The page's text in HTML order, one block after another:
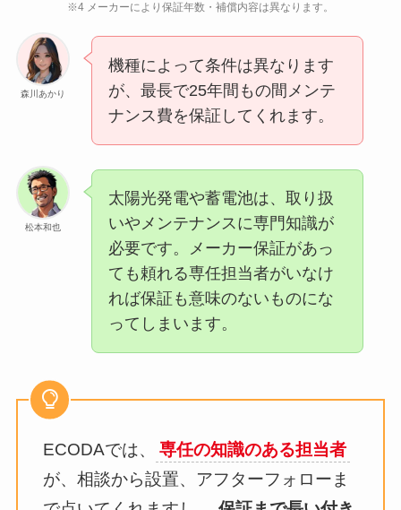
※4 メーカーにより保証年数・補償内容は異なります。
森川あかり
機種によって条件は異なります
が、最長で25年間もの間メンテ
ナンス費を保証してくれます。
松本和也
太陽光発電や蓄電池は、取り扱
いやメンテナンスに専門知識が
必要です。メーカー保証があっ
ても頼れる専任担当者がいなけ
れば保証も意味のないものにな
ってしまいます。
ECODAでは、
専任の知識のある担当者
が、相談から設置、アフターフォローま